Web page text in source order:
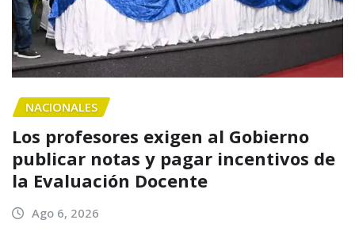
NACIONALES
Los profesores exigen al Gobierno
publicar notas y pagar incentivos de
la Evaluación Docente
Ago 6, 2026